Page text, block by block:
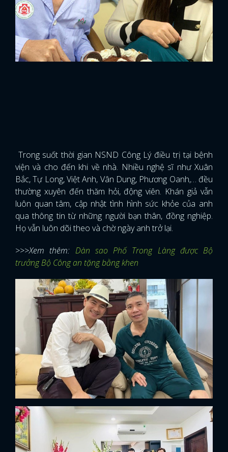
Trong suốt thời gian NSND Công Lý điều trị tại bệnh
viện và cho đến khi về nhà. Nhiều nghệ sĩ như Xuân
Bắc, Tự Long, Việt Anh, Vân Dung, Phương Oanh,… đều
thường xuyên đến thăm hỏi, động viên. Khán giả vẫn
luôn quan tâm, cập nhật tình hình sức khỏe của anh
qua thông tin từ những người bạn thân, đồng nghiệp.
Họ vẫn luôn dõi theo và chờ ngày anh trở lại.
>>>Xem thêm: Dàn sao Phố Trong Làng được Bộ
trưởng Bộ Công an tặng bằng khen